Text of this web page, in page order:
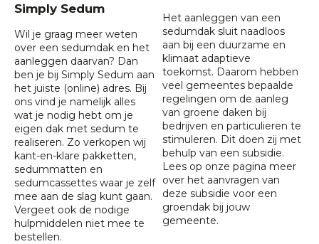
Simply Sedum
Wil je graag meer weten
over een sedumdak en het
aanleggen daarvan? Dan
ben je bij Simply Sedum aan
het juiste (online) adres. Bij
ons vind je namelijk alles
wat je nodig hebt om je
eigen dak met sedum te
realiseren. Zo verkopen wij
kant-en-klare pakketten,
sedummatten en
sedumcassettes waar je zelf
mee aan de slag kunt gaan.
Vergeet ook de nodige
hulpmiddelen niet mee te
bestellen.
Het aanleggen van een
sedumdak sluit naadloos
aan bij een duurzame en
klimaat adaptieve
toekomst. Daarom hebben
veel gemeentes bepaalde
regelingen om de aanleg
van groene daken bij
bedrijven en particulieren te
stimuleren. Dit doen zij met
behulp van een subsidie.
Lees op onze pagina meer
over het aanvragen van
dezesubsidie voor een
groendak bij jouw
gemeente.